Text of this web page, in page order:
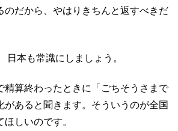
のだから、やはりきちんと返すべきだ
日本も常識にしましょう。
精算終わったときに「ごちそうさまで
があると聞きます。そういうのが全国
しいのです。